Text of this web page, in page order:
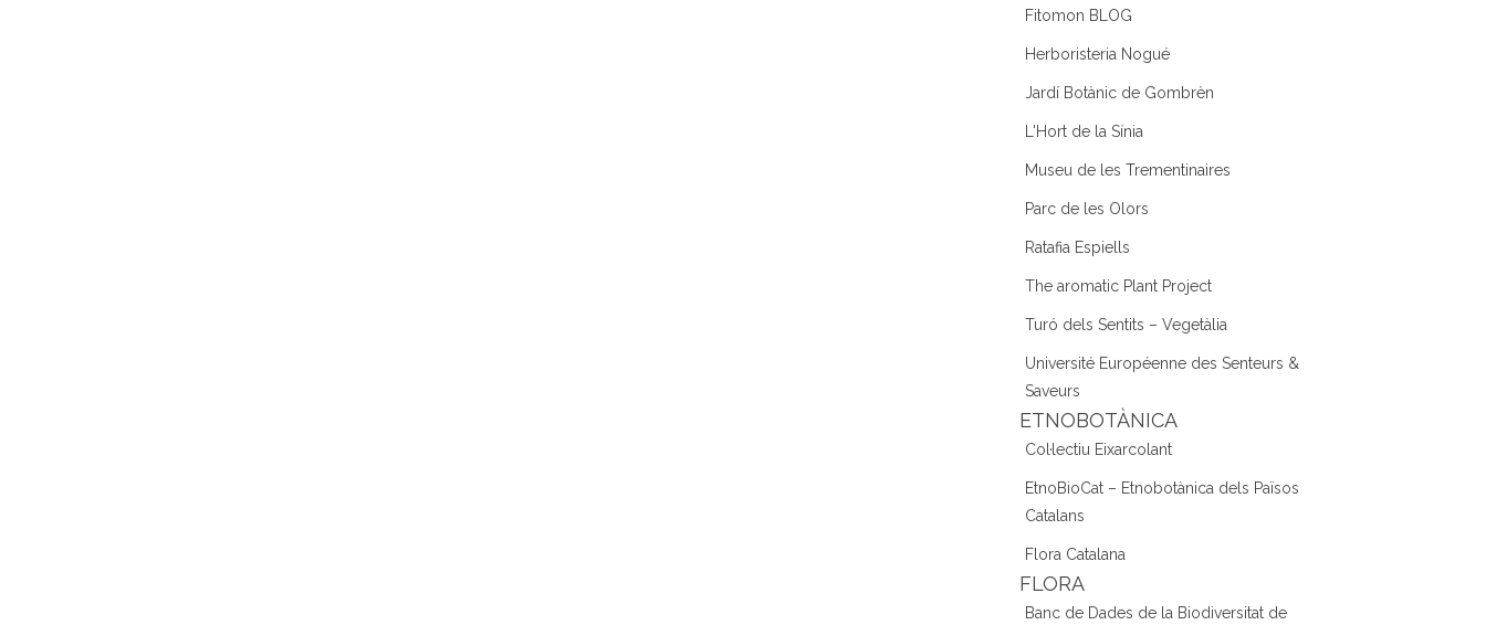
Fitomon BLOG
Herboristeria Nogué
Jardí Botànic de Gombrèn
L'Hort de la Sínia
Museu de les Trementinaires
Parc de les Olors
Ratafia Espiells
The aromatic Plant Project
Turó dels Sentits – Vegetàlia
Université Européenne des Senteurs &
Saveurs
ETNOBOTÀNICA
Col·lectiu Eixarcolant
EtnoBioCat – Etnobotànica dels Països
Catalans
Flora Catalana
FLORA
Banc de Dades de la Biodiversitat de